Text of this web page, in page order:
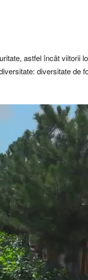
astfel încât viitorii
diversitate de